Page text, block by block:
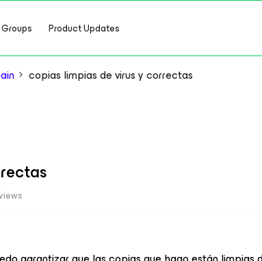
Groups Product Updates
copias limpias de virus y correctas